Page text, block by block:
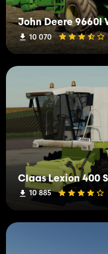
John Deere 9660I
10 070
Claas Lexion 400
10 885